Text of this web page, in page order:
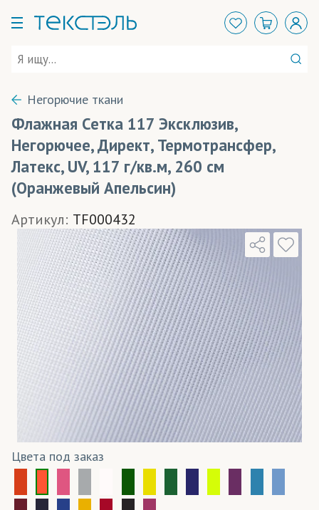
Негорючие ткани
Флажная Сетка 117 Эксклюзив,
Негорючее, Директ, Термотрансфер,
Латекс, UV, 117 г/кв.м, 260 см
(Оранжевый Апельсин)
Артикул: TF000432
Цвета под заказ